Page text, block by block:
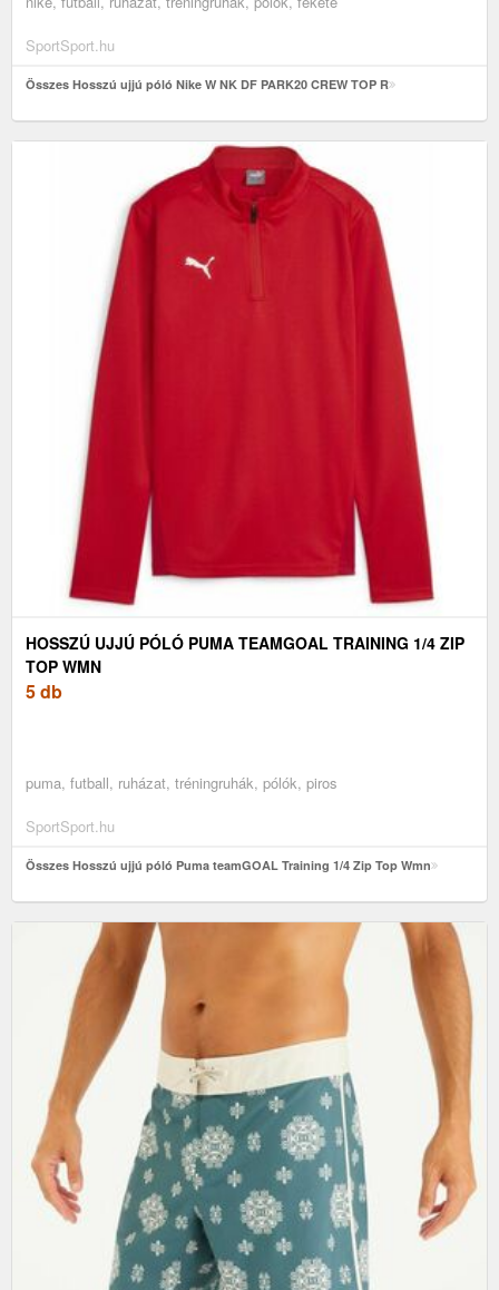
SportSport.hu
Összes Hosszú ujjú póló Nike W NK DF PARK20 CREW TOP R
HOSSZÚ UJJÚ PÓLÓ PUMA TEAMGOAL TRAINING 1/4 ZIP
TOP WMN
5 db
puma, futball, ruházat, tréningruhák, pólók, piros
SportSport.hu
Összes Hosszú ujjú póló Puma teamGOAL Training 1/4 Zip Top Wmn